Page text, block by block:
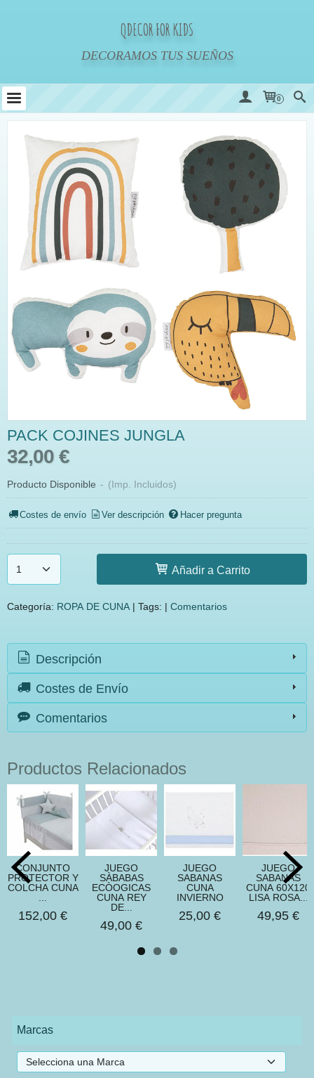
QDECOR FOR KIDS
DECORAMOS TUS SUEÑOS
0
Marcas
PACK COJINES JUNGLA
32,00 €
Producto Disponible - (Imp. Incluidos)
Costes de envío Ver descripción Hacer pregunta
Añadir a Carrito
Categoría: ROPA DE CUNA | Tags: | Comentarios
Descripción
Costes de Envío
Comentarios
Productos Relacionados
CONJUNTO
PROTECTOR Y
COLCHA CUNA
...
152,00 €
JUEGO
SÀBABAS
ECÒOGICAS
CUNA REY
DE...
49,00 €
JUEGO
SABANAS
CUNA
INVIERNO
25,00 €
JUEGO
SABANAS
CUNA 60X120
LISA ROSA...
49,95 €